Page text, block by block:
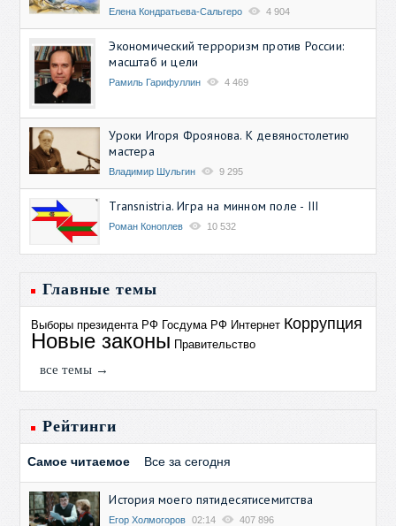
Елена Кондратьева-Сальгеро 4 904
Экономический терроризм против России:
масштаб и цели
Рамиль Гарифуллин 4 469
Уроки Игоря Фроянова. К девяностолетию
мастера
Владимир Шульгин 9 295
Transnistria. Игра на минном поле - III
Роман Коноплев 10 532
Главные темы
Выборы президента РФ Госдума РФ Интернет Коррупция
Новые законы Правительство
все темы →
Рейтинги
Самое читаемое Все за сегодня
История моего пятидесятисемитства
Егор Холмогоров 02:14 407 896